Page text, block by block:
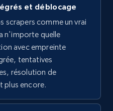
Followers,
Specialties, and
et déblocage
scrapers comme un vrai
n'importe quelle
avec empreinte
tentatives
résolution de
plus encore.